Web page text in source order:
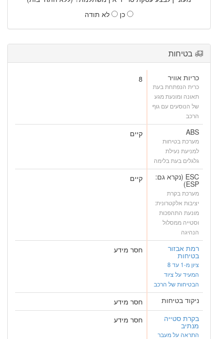
כן
לא תודה
בטיחות
כריות אוויר
כרית הנפתחת בעת
תאונה ומונעת מגע
של הנוסעים עם גוף
הרכב
8
ABS
מערכת בטיחות
למניעת נעילת
גלגלים בעת בלימה
קיים
ESC (נקרא גם:
ESP)
מערכת בקרת
יציבות אלקטרונית:
מונעת התהפכות
וסטייה ממסלול
הנהיגה
קיים
רמת אבזור
בטיחות
ציון מ-1 עד 8
המעיד על ציוד
הבטיחות של הרכב
חסר מידע
ניקוד בטיחות
חסר מידע
בקרת סטייה
מנתיב
התראה על מעבר
חסר מידע